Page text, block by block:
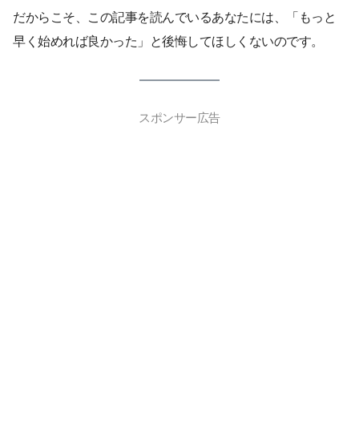
だからこそ、この記事を読んでいるあなたには、「もっと
早く始めれば良かった」と後悔してほしくないのです。
スポンサー広告